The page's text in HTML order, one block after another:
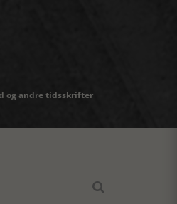
og andre tidsskrifter
